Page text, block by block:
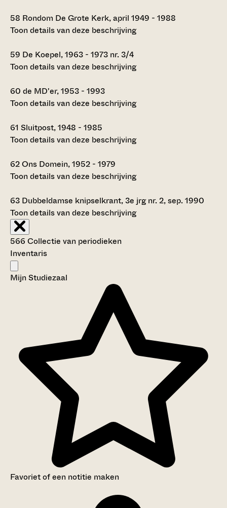
58 Rondom De Grote Kerk, april 1949 - 1988
Toon details van deze beschrijving
59 De Koepel, 1963 - 1973 nr. 3/4
Toon details van deze beschrijving
60 de MD'er, 1953 - 1993
Toon details van deze beschrijving
61 Sluitpost, 1948 - 1985
Toon details van deze beschrijving
62Ons Domein, 1952 - 1979
Toon details van deze beschrijving
63 Dubbeldamse knipselkrant, 3e jrg nr. 2, sep. 1990
Toon details van deze beschrijving
566 Collectie van periodieken
Inventaris
Mijn Studiezaal
Favoriet of een notitie maken